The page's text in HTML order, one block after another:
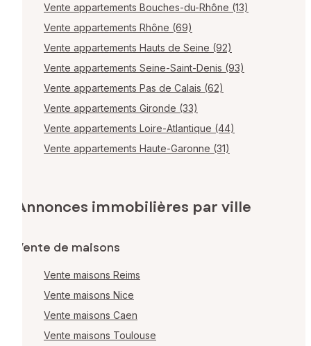
Vente appartements Bouches-du-Rhône (13)
Vente appartements Rhône (69)
Vente appartements Hauts de Seine (92)
Vente appartements Seine-Saint-Denis (93)
Vente appartements Pas de Calais (62)
Vente appartements Gironde (33)
Vente appartements Loire-Atlantique (44)
Vente appartements Haute-Garonne (31)
Annonces immobilières par ville
Vente de maisons
Vente maisons Reims
Vente maisons Nice
Vente maisons Caen
Vente maisons Toulouse